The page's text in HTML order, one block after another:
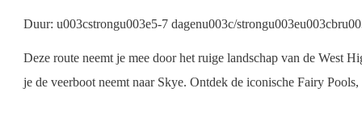
Duur: u003cstrongu003e5-7 dagenu003c/
Deze route neemt je mee door het ruige landschap van de West
je de veerboot neemt naar Skye. Ontdek de iconische Fairy